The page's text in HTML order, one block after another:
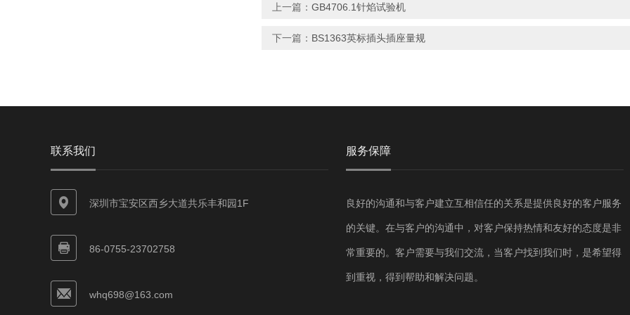
上一篇： GB4706.1针焰试验机
下一篇： BS1363英标插头插座量规
联系我们
深圳市宝安区西乡大道共乐丰和园1F
86-0755-23702758
whq698@163.com
服务保障
良好的沟通和与客户建立互相信任的关系是提供良好的客户服务
的关键。在与客户的沟通中，对客户保持热情和友好的态度是非
常重要的。客户需要与我们交流，当客户找到我们时，是希望得
到重视，得到帮助和解决问题。